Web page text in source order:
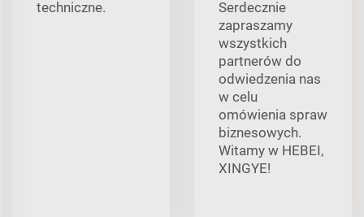
techniczne.
Serdecznie
zapraszamy
wszystkich
partnerów do
odwiedzenia nas
w celu
omówienia spraw
biznesowych.
Witamy w HEBEI,
XINGYE!